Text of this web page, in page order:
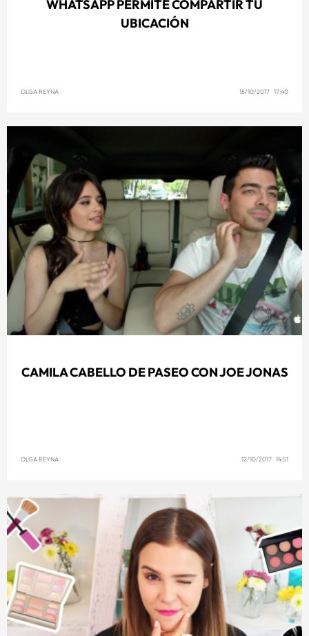
WHATSAPP PERMITE COMPARTIR TU
UBICACIÓN
OLGA REYNA 18/10/2017 17:40
CAMILA CABELLO DE PASEO CON JOE JONAS
OLGA REYNA 12/10/2017 14:51